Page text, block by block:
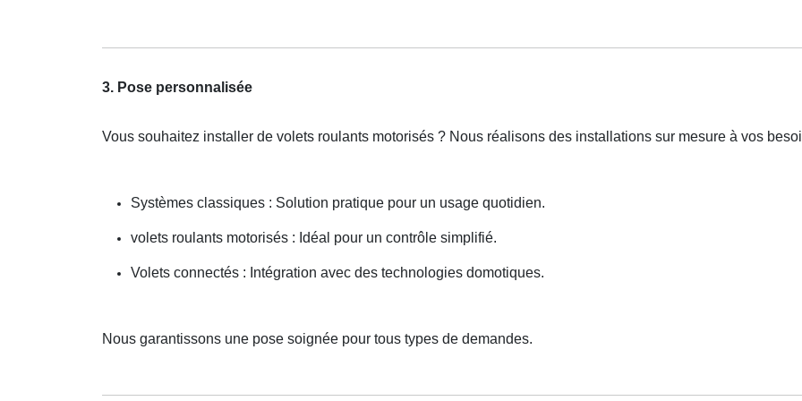
3. Pose personnalisée
Vous souhaitez installer de volets roulants motorisés ? Nous réalisons des installations sur mesure à vos
Systèmes classiques : Solution pratique pour un usage quotidien.
volets roulants motorisés : Idéal pour un contrôle simplifié.
Volets connectés : Intégration avec des technologies domotiques.
Nous garantissons une pose soignée pour tous types de demandes.